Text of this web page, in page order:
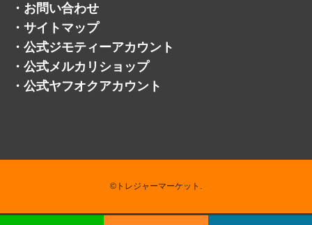
・ お問い合わせ
・ サイトマップ
・ 公式ジモティーアカウント
・ 公式メルカリショップ
・ 公式ヤフオクアカウント
©トレジャーマーケット.